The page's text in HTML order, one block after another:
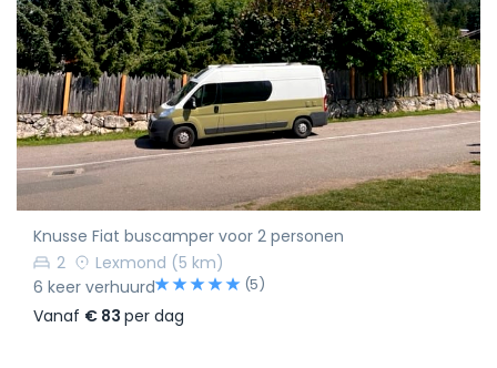
Knusse Fiat buscamper voor 2 personen
2
Lexmond (5 km)
6 keer verhuurd
(5)
Vanaf € 83 per dag